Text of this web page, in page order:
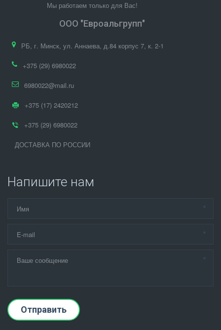
                    Мы работаем только для Вас!
ООО "Евроальгрупп"
РБ, г. Минск, ул. Аннаева, д.84 корпус 7, к. 2-1
+375 (29) 6980022
6980022@mail.ru
+375 (17) 2420212
+375 (29) 6980022
ДОСТАВКА ПО РОССИИ
Напишите нам
*
*
*
Отправить